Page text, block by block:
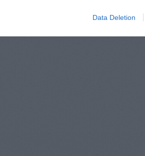
Data Deletion